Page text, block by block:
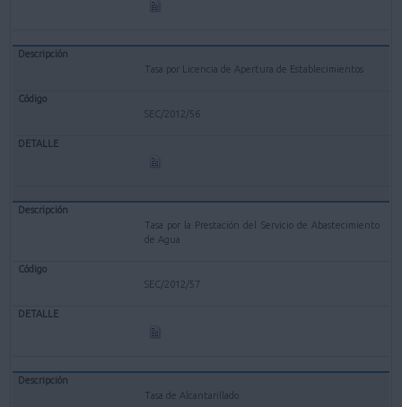
Tasa por Licencia de Apertura de Establecimientos
SEC/2012/56
Tasa por la Prestación del Servicio de Abastecimiento
de Agua
SEC/2012/57
Tasa de Alcantarillado